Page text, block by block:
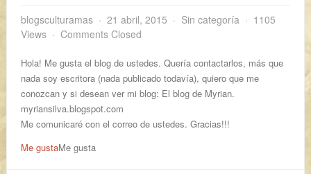
blogsculturamas 21 abril, 2015 Sin categoría
1105
Views
Comments Closed
Hola! Me gusta el blog de ustedes. Quería contactarlos, más que
nada soy escritora (nada publicado todavía), quiero que me
conozcan y si desean ver mi blog: El blog de Myrian.
myriansilva.blogspot.com
Me comunicaré con el correo de ustedes. Gracias!!!
Me gustaMe gusta